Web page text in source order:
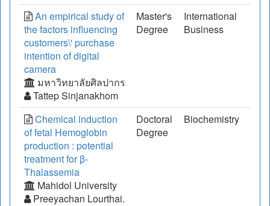
An empirical study of
the factors influencing
customers\' purchase
intention of digital
camera
มหาวิทยาลัยศิลปากร
Tattep Sinjanakhom
Master's
Degree
International
Business
Chemical induction
of fetal Hemoglobin
production : potential
treatment for β-
Thalassemia
Mahidol University
Preeyachan Lourthai.
Doctoral
Degree
Biochemistry